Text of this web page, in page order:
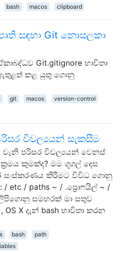
bash macos clipboard
සඳහා Git නොසලකා
Git.gitignore භාවිතා
කළ යුතු ගොනු
git macos
version-control
විචල්‍යයන් සැකසීම
වැනි පරිසර විචල්‍යයන් වෙනස්
කුමක්ද? මම ගූගල් දෙස
සංස්කරණය කිරීමට විවිධ ගොනු
etc / paths ~ / .ප්‍රොෆයිල් ~ /
සමහරක් මා සතුව
X දැන් bash භාවිතා කරන
bash
path